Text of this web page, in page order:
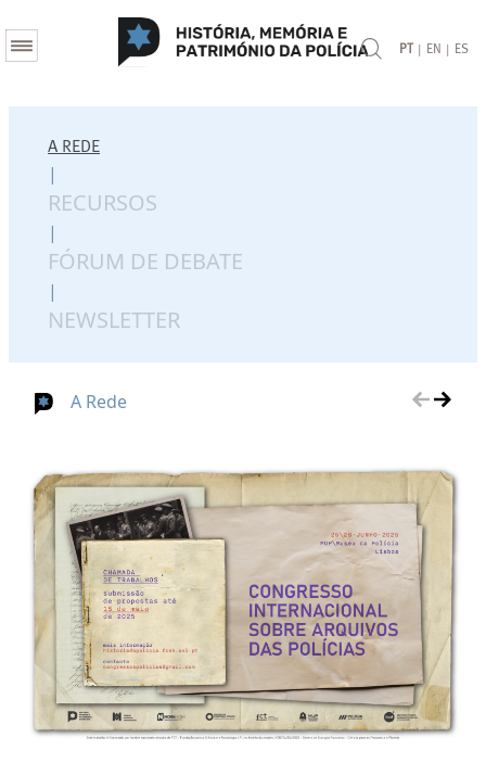
PT | EN | ES
A REDE
|
RECURSOS
|
FÓRUM DE DEBATE
|
NEWSLETTER
A Rede